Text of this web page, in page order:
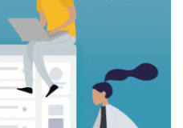
Los resultados son
rankings educativos
uno de los sistemas de
mundo.
variante. Mantiene